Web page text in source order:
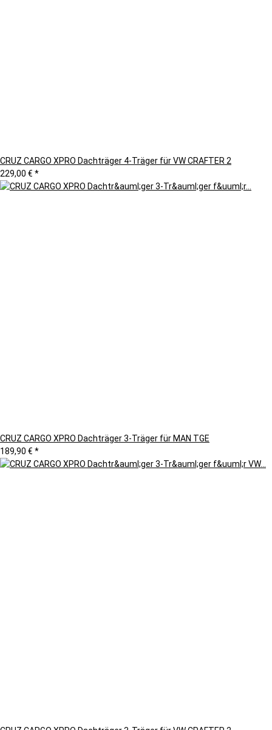
CRUZ CARGO XPRO Dachträger 4-Träger für VW CRAFTER 2
229,00 € *
CRUZ CARGO XPRO Dachträger 3-Träger für MAN TGE
189,90 € *